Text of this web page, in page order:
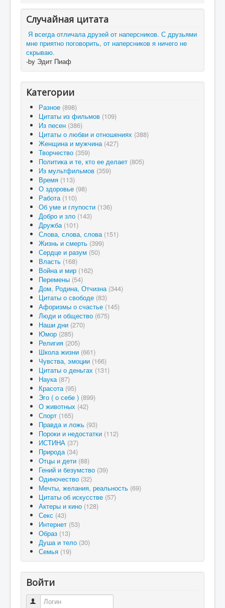
Случайная цитата
Я всегда отличала друзей от наперсников. С друзьями
мне приятно поговорить, от наперсников я ничего не
скрываю.
-by Эдит Пиаф
Категории
Разное (898)
Цитаты из фильмов (109)
Из песен (386)
Цитаты о любви и отношениях (388)
Женщина и мужчина (427)
Творчество (359)
Политика и те, кто ее делает (805)
Из мультфильмов (359)
Время (113)
О здоровье (98)
Работа (110)
Об уме и глупости (136)
Добро и зло (143)
Дружба (101)
Слова, слова, слова (151)
Жизнь и смерть (399)
Сердце и разум (50)
Власть (168)
Война и мир (162)
Перемены (54)
Дом, Родина, Отчизна (344)
Цитаты о свободе (83)
Афоризмы о счастье (145)
Люди и общество (675)
Наши дни (270)
Юмор (285)
Религия (205)
Школа жизни (661)
Чувства, эмоции (166)
Цитаты о деньгах (131)
Наука (87)
Красота (95)
Эго ( о себе ) (899)
О животных (42)
Спорт (165)
Правда и ложь (93)
Пороки и недостатки (112)
ИСТИНА (37)
Природа (34)
Отцы и дети (88)
Гений и безумство (39)
Одиночество (32)
Мечты, желания, реальность (69)
Цитаты об искусстве (57)
Актеры и кино (128)
Секс (43)
Интернет (53)
Образ (13)
Душа и тело (30)
Семья (19)
Войти
Логин